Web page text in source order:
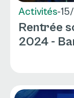
Activités-
Rentrée
2024 -